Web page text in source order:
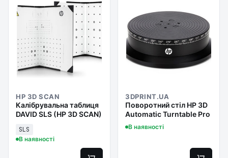
HP 3D SCAN
Калібрувальна таблиця
DAVID SLS (HP 3D SCAN)
SLS
В наявності
3DPRINT.UA
Поворотний стіл HP 3D
Automatic Turntable Pro
В наявності